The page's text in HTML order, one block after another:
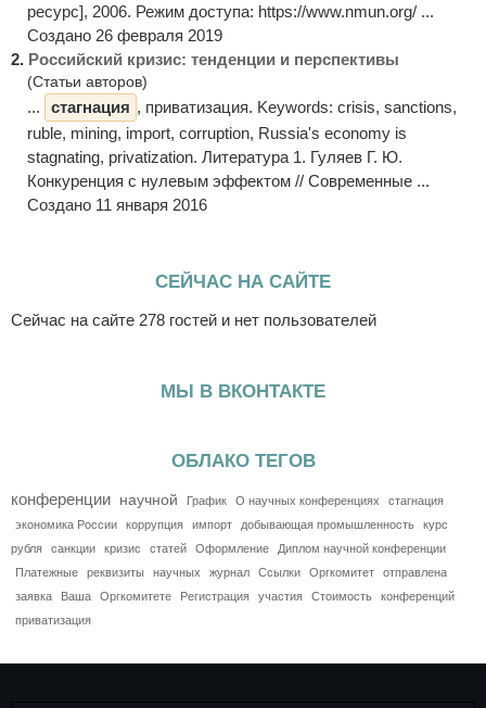
ресурс], 2006. Режим доступа: https://www.nmun.org/ ...
Создано 26 февраля 2019
2. Российский кризис: тенденции и перспективы
(Статьи авторов)
... стагнация , приватизация. Keywords: crisis, sanctions,
ruble, mining, import, corruption, Russia's economy is
stagnating, privatization. Литература 1. Гуляев Г. Ю.
Конкуренция с нулевым эффектом // Современные ...
Создано 11 января 2016
СЕЙЧАС НА САЙТЕ
Сейчас на сайте 278 гостей и нет пользователей
МЫ В ВКОНТАКТЕ
ОБЛАКО ТЕГОВ
конференции научной График О научных конференциях
стагнация
экономика России
коррупция импорт добывающая промышленность
курс
рубля
санкции кризис статей Оформление
Диплом научной конференции
Платежные
реквизиты научных журнал Ссылки Оргкомитет
отправлена
заявка
Ваша Оргкомитете Регистрация участия Стоимость
конференций
приватизация